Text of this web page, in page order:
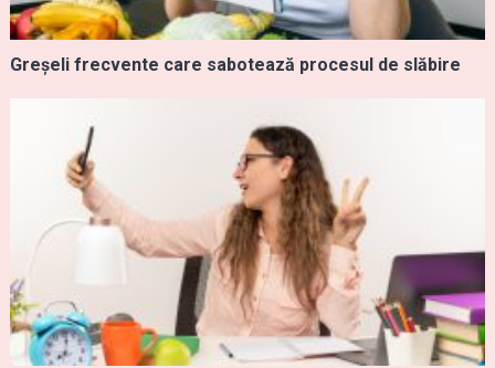
Greșeli frecvente care sabotează procesul de slăbire